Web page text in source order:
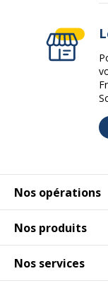
Nos opérations
Nos produits
Nos services